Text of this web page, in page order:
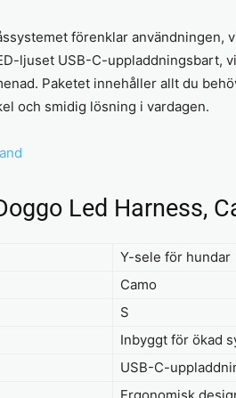
förenklar användningen,
ljuset USB-C-uppladdningsbart,
Paketet innehåller allt du
och smidig lösning i vardagen.
Led Harness,
Y-sele för hundar
Camo
S
Inbyggt för ökad
USB-C-